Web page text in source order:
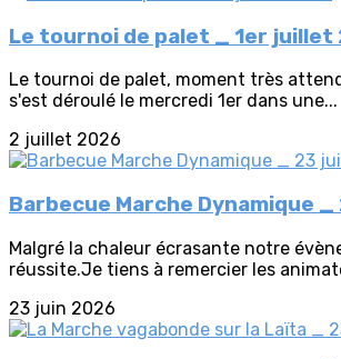
Le tournoi de palet _ 1er juillet
Le tournoi de palet, moment très
s'est déroulé le mercredi 1er dans une...
2 juillet 2026
Barbecue Marche Dynamique
Malgré la chaleur écrasante notre
réussite.Je tiens à remercier les
23 juin 2026